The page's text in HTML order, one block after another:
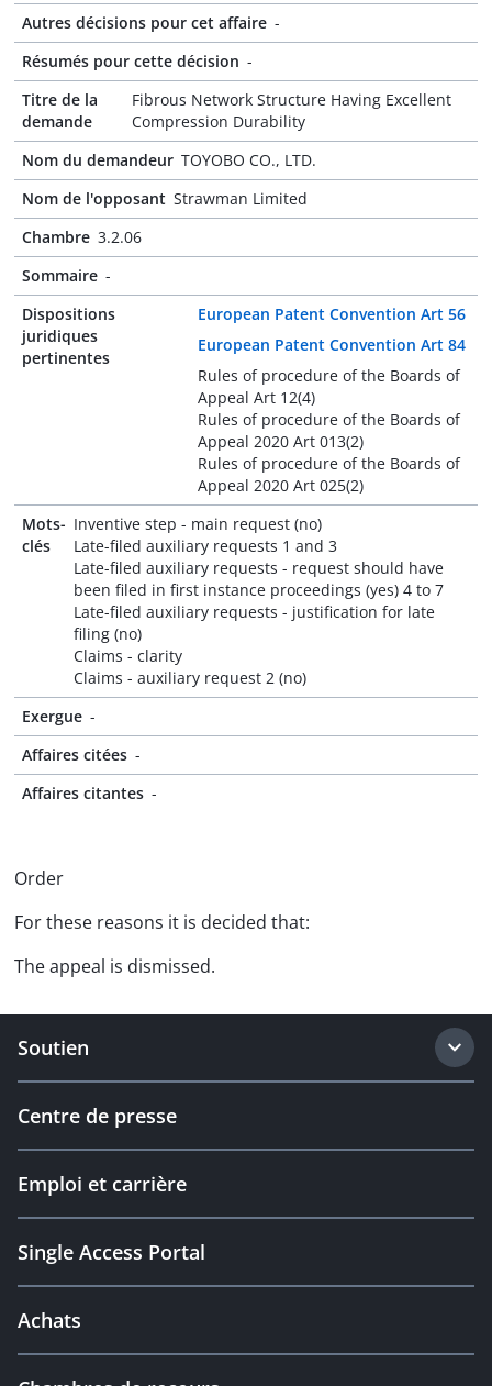
Autres décisions pour cet affaire -
Résumés pour cette décision -
Titre de la
demande
Fibrous Network Structure Having Excellent
Compression Durability
Nom du demandeur TOYOBO CO., LTD.
Nom de l'opposant Strawman Limited
Chambre 3.2.06
Sommaire -
Dispositions
juridiques
pertinentes
European Patent Convention Art 56
European Patent Convention Art 84
Rules of procedure of the Boards of
Appeal Art 12(4)
Rules of procedure of the Boards of
Appeal 2020 Art 013(2)
Rules of procedure of the Boards of
Appeal 2020 Art 025(2)
Mots-
clés
Inventive step - main request (no)
Late-filed auxiliary requests 1 and 3
Late-filed auxiliary requests - request should have
been filed in first instance proceedings (yes) 4 to 7
Late-filed auxiliary requests - justification for late
filing (no)
Claims - clarity
Claims - auxiliary request 2 (no)
Exergue -
Affaires citées -
Affaires citantes -
Order
For these reasons it is decided that:
The appeal is dismissed.
Soutien
Centre de presse
Emploi et carrière
Single Access Portal
Achats